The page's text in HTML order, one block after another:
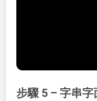
步驟 5 – 字串